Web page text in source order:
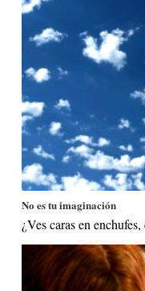
No es tu imaginación
¿Ves caras en